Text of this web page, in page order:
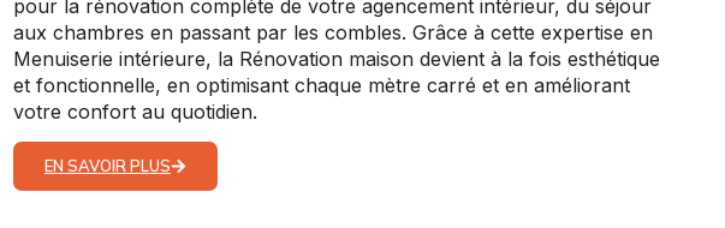
pour la rénovation complète de votre agencement intérieur, du séjour
aux chambres en passant par les combles. Grâce à cette expertise en
Menuiserie intérieure, la Rénovation maison devient à la fois esthétique
et fonctionnelle, en optimisant chaque mètre carré et en améliorant
votre confort au quotidien.
EN SAVOIR PLUS